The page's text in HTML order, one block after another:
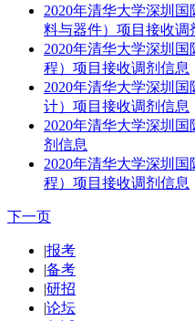
2020年清华大学深圳
料与器件）项目接收调
2020年清华大学深圳
程）项目接收调剂信息
2020年清华大学深圳
计）项目接收调剂信息
2020年清华大学深圳
剂信息
2020年清华大学深圳
程）项目接收调剂信息
下一页
|报考
|备考
|研招
|论坛